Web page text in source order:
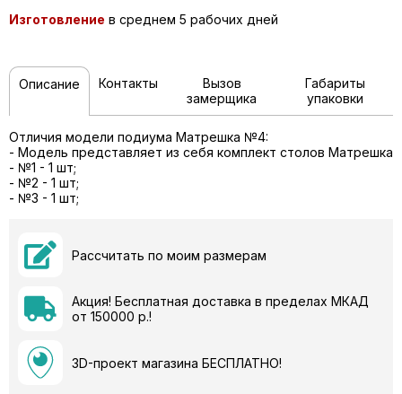
Изготовление в среднем 5 рабочих дней
Описание Контакты
Вызов
замерщика
Габариты
упаковки
Отличия модели подиума Матрешка №4:
- Модель представляет из себя комплект столов Матрешка
- №1 - 1 шт;
- №2 - 1 шт;
- №3 - 1 шт;
Рассчитать по моим размерам
Акция! Бесплатная доставка в пределах МКАД
от 150000 р.!
3D-проект магазина БЕСПЛАТНО!